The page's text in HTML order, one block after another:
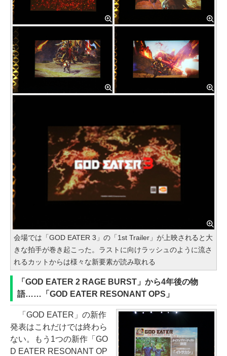
会場では「GOD EATER 3」の「1st Trailer」が上映されると大
きな拍手が巻き起こった。ラストに向けラッシュのように流さ
れるカットからは様々な新要素が読み取れる
「GOD EATER 2 RAGE BURST」から4年後の物
語……「GOD EATER RESONANT OPS」
「GOD EATER」の新作
発表はこれだけでは終わら
ない。もう1つの新作「GO
D EATER RESONANT OP